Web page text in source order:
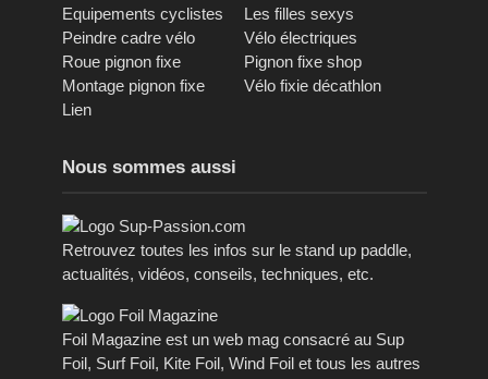
Equipements cyclistes
Les filles sexys
Peindre cadre vélo
Vélo électriques
Roue pignon fixe
Pignon fixe shop
Montage pignon fixe
Vélo fixie décathlon
Lien
Nous sommes aussi
Retrouvez toutes les infos sur le stand up paddle,
actualités, vidéos, conseils, techniques, etc.
Foil Magazine est un web mag consacré au Sup
Foil, Surf Foil, Kite Foil, Wind Foil et tous les autres